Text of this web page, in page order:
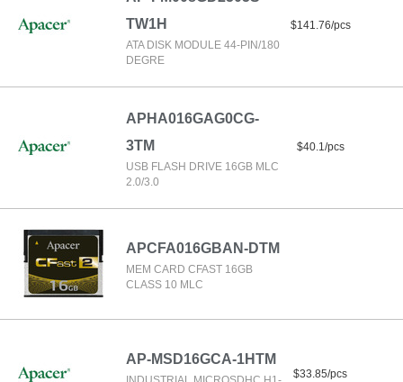
TW1H
ATA DISK MODULE 44-PIN/180
DEGRE
$141.76/pcs
APHA016GAG0CG-
3TM
USB FLASH DRIVE 16GB MLC
2.0/3.0
$40.1/pcs
APCFA016GBAN-DTM
MEM CARD CFAST 16GB
CLASS 10 MLC
AP-MSD16GCA-1HTM
$33.85/pcs